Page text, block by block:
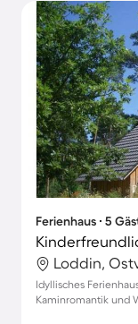
Ferienhaus ∙ 5
Loddin,
Idyllisches
Kaminromantik und